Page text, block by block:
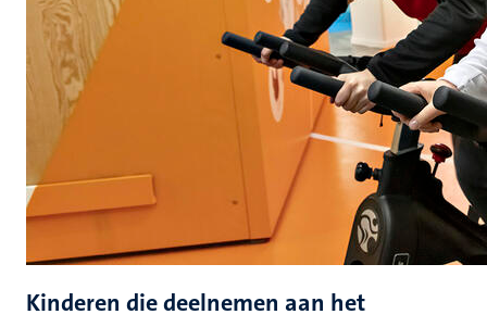
Kinderen die deelnemen aan het